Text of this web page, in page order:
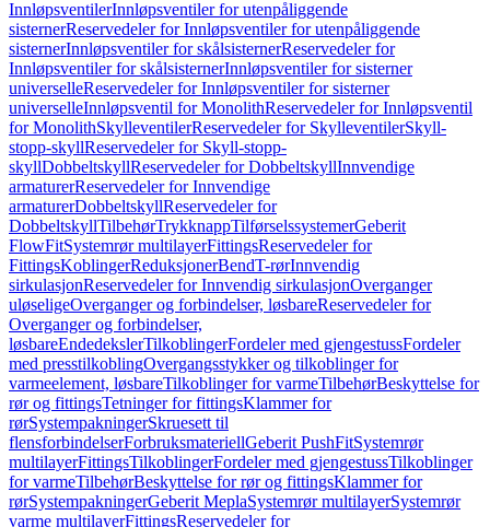
InnløpsventilerInnløpsventiler for utenpåliggende
sisternerReservedeler for Innløpsventiler for utenpåliggende
sisternerInnløpsventiler for skålsisternerReservedeler for
Innløpsventiler for skålsisternerInnløpsventiler for sisterner
universelleReservedeler for Innløpsventiler for sisterner
universelleInnløpsventil for MonolithReservedeler for Innløpsventil
for MonolithSkylleventilerReservedeler for SkylleventilerSkyll-
stopp-skyllReservedeler for Skyll-stopp-
skyllDobbeltskyllReservedeler for DobbeltskyllInnvendige
armaturerReservedeler for Innvendige
armaturerDobbeltskyllReservedeler for
DobbeltskyllTilbehørTrykknappTilførselssystemerGeberit
FlowFitSystemrør multilayerFittingsReservedeler for
FittingsKoblingerReduksjonerBendT-rørInnvendig
sirkulasjonReservedeler for Innvendig sirkulasjonOverganger
uløseligeOverganger og forbindelser, løsbareReservedeler for
Overganger og forbindelser,
løsbareEndedekslerTilkoblingerFordeler med gjengestussFordeler
med presstilkoblingOvergangsstykker og tilkoblinger for
varmeelement, løsbareTilkoblinger for varmeTilbehørBeskyttelse for
rør og fittingsTetninger for fittingsKlammer for
rørSystempakningerSkruesett til
flensforbindelserForbruksmateriellGeberit PushFitSystemrør
multilayerFittingsTilkoblingerFordeler med gjengestussTilkoblinger
for varmeTilbehørBeskyttelse for rør og fittingsKlammer for
rørSystempakningerGeberit MeplaSystemrør multilayerSystemrør
varme multilayerFittingsReservedeler for